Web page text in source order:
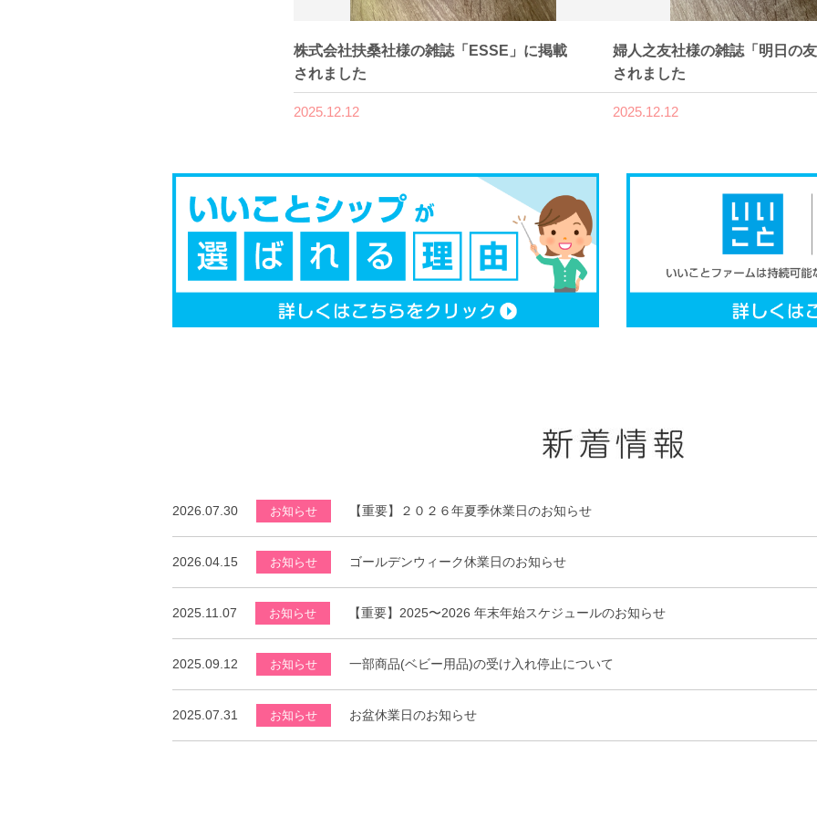
株式会社扶桑社様の雑誌「ESSE」に掲載
されました
2025.12.12
婦人之友社様の雑誌「明日の
されました
2025.12.12
2026.07.30 お知らせ 【重要】２０２６年夏季休業日のお知らせ
2026.04.15 お知らせ ゴールデンウィーク休業日のお知らせ
2025.11.07 お知らせ 【重要】2025〜2026 年末年始スケジュールのお知らせ
2025.09.12 お知らせ 一部商品(ベビー用品)の受け入れ停止について
2025.07.31 お知らせ お盆休業日のお知らせ